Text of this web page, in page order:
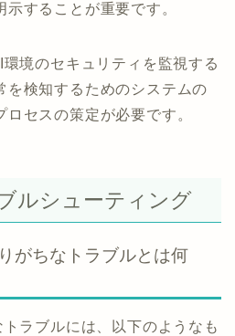
することが重要です。
境のセキュリティを監視する
を検知するためのシステムの
セスの策定が必要です。
ルシューティング
がちなトラブルとは何
ラブルには、以下のようなも